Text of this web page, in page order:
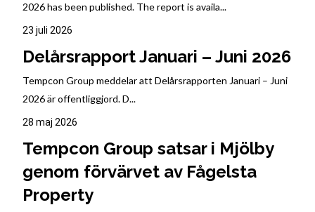
2026 has been published. The report is availa...
23 juli 2026
Delårsrapport Januari – Juni 2026
Tempcon Group meddelar att Delårsrapporten Januari – Juni
2026 är offentliggjord. D...
28 maj 2026
Tempcon Group satsar i Mjölby
genom förvärvet av Fågelsta
Property